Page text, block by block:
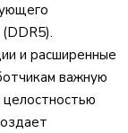
и расширенные
важную